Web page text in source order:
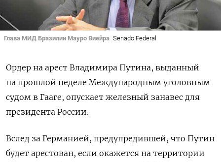
Глава МИД Бразилии Мауро Виейра Senado Federal
Ордер на арест Владимира Путина, выданный
на прошлой неделе Международным уголовным
судом в Гааге, опускает железный занавес для
президента России.
Вслед за Германией, предупредившей, что Путин
будет арестован, если окажется на территории